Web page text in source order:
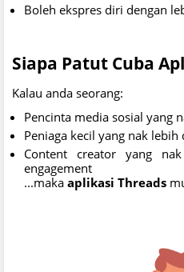
Boleh ekspres diri dengan
Siapa Patut Cuba
Kalau anda seorang:
Pencinta media sosial yang
Peniaga kecil yang nak
Content creator yang
engagement
...maka aplikasi Threads